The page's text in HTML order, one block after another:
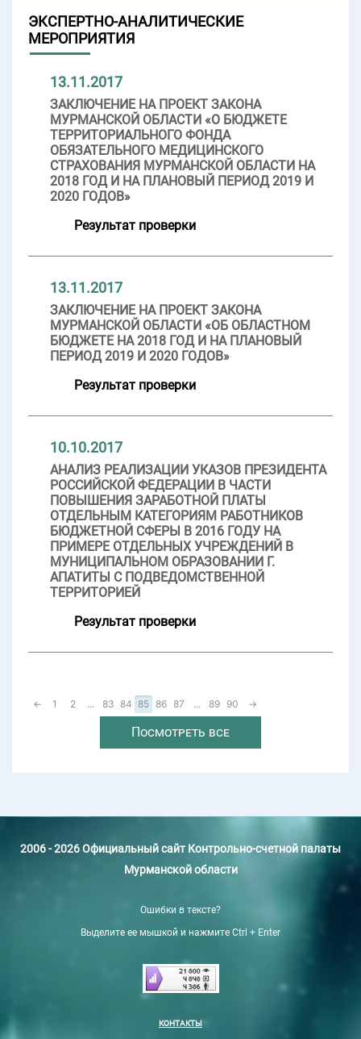
ЭКСПЕРТНО-АНАЛИТИЧЕСКИЕ
МЕРОПРИЯТИЯ
13.11.2017
ЗАКЛЮЧЕНИЕ НА ПРОЕКТ ЗАКОНА
МУРМАНСКОЙ ОБЛАСТИ «О БЮДЖЕТЕ
ТЕРРИТОРИАЛЬНОГО ФОНДА
ОБЯЗАТЕЛЬНОГО МЕДИЦИНСКОГО
СТРАХОВАНИЯ МУРМАНСКОЙ ОБЛАСТИ НА
2018 ГОД И НА ПЛАНОВЫЙ ПЕРИОД 2019 И
2020 ГОДОВ»
Результат проверки
13.11.2017
ЗАКЛЮЧЕНИЕ НА ПРОЕКТ ЗАКОНА
МУРМАНСКОЙ ОБЛАСТИ «ОБ ОБЛАСТНОМ
БЮДЖЕТЕ НА 2018 ГОД И НА ПЛАНОВЫЙ
ПЕРИОД 2019 И 2020 ГОДОВ»
Результат проверки
10.10.2017
АНАЛИЗ РЕАЛИЗАЦИИ УКАЗОВ ПРЕЗИДЕНТА
РОССИЙСКОЙ ФЕДЕРАЦИИ В ЧАСТИ
ПОВЫШЕНИЯ ЗАРАБОТНОЙ ПЛАТЫ
ОТДЕЛЬНЫМ КАТЕГОРИЯМ РАБОТНИКОВ
БЮДЖЕТНОЙ СФЕРЫ В 2016 ГОДУ НА
ПРИМЕРЕ ОТДЕЛЬНЫХ УЧРЕЖДЕНИЙ В
МУНИЦИПАЛЬНОМ ОБРАЗОВАНИИ Г.
АПАТИТЫ С ПОДВЕДОМСТВЕННОЙ
ТЕРРИТОРИЕЙ
Результат проверки
← 1 2 ... 83 84 85 86 87 ... 89 90 →
Посмотреть все
2006 - 2026 Официальный сайт Контрольно-счетной палаты
Мурманской области
Ошибки в тексте?
Выделите ее мышкой и нажмите Ctrl + Enter
КОНТАКТЫ